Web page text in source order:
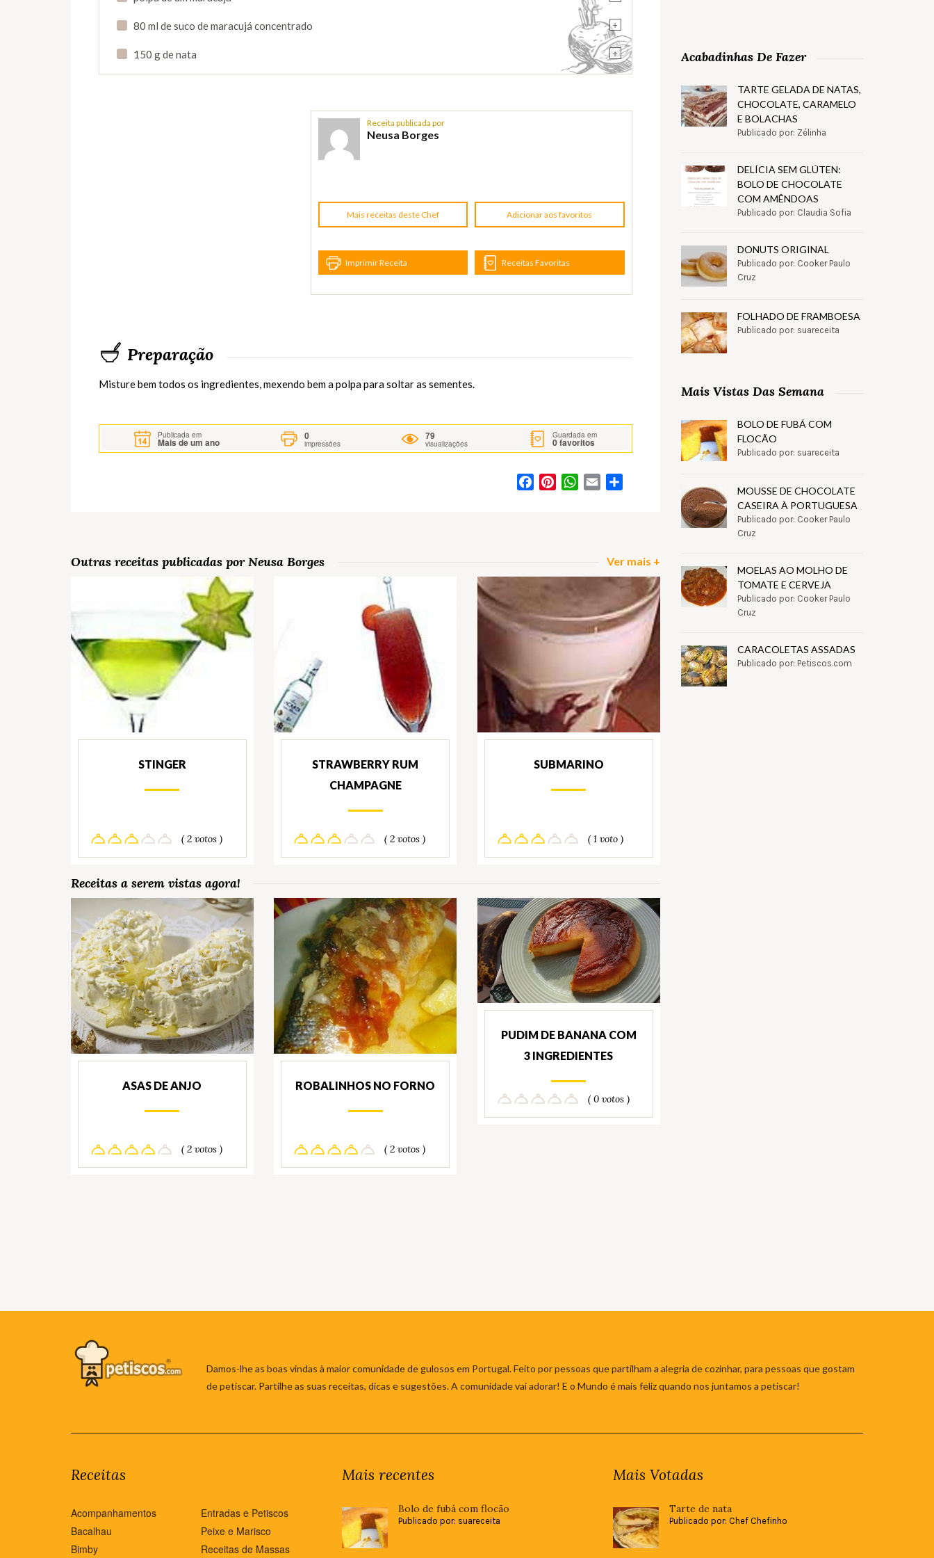
+
80 ml de suco de maracujá concentrado
+
150 g de nata
Receita publicada por
Neusa Borges
Mais receitas deste Chef Adicionar aos favoritos
Imprimir Receita Receitas Favoritas
Preparação
Misture bem todos os ingredientes, mexendo bem a polpa para soltar as sementes.
Publicada em
Mais de um ano
0
impressões
79
visualizações
Guardada em
0favoritos
FacebookPinterestWhatsApp
Email
Outras receitas publicadas por Neusa Borges Ver mais +
STINGER
( 2 votos )
STRAWBERRY RUM
CHAMPAGNE
( 2 votos )
SUBMARINO
( 1 voto )
Receitas a serem vistas agora!
ASAS DE ANJO
( 2 votos )
ROBALINHOS NO FORNO
( 2 votos )
PUDIM DE BANANA COM
3 INGREDIENTES
( 0 votos )
Acabadinhas De Fazer
TARTE GELADA DE NATAS,
CHOCOLATE, CARAMELO
E BOLACHAS
Publicado por: Zélinha
DELÍCIA SEM GLÚTEN:
BOLO DE CHOCOLATE
COM AMÊNDOAS
Publicado por: Claudia Sofia
DONUTS ORIGINAL
Publicado por: Cooker Paulo
Cruz
FOLHADO DE FRAMBOESA
Publicado por: suareceita
Mais Vistas Das Semana
BOLO DE FUBÁ COM
FLOCÃO
Publicado por: suareceita
MOUSSE DE CHOCOLATE
CASEIRA À PORTUGUESA
Publicado por: Cooker Paulo
Cruz
MOELAS AO MOLHO DE
TOMATE E CERVEJA
Publicado por: Cooker Paulo
Cruz
CARACOLETAS ASSADAS
Publicado por: Petiscos.com
Damos-lhe as boas vindas à maior comunidade de gulosos em Portugal. Feito por pessoas que partilham a alegria de cozinhar, para pessoas que gostam
de petiscar. Partilhe as suas receitas, dicas e sugestões. A comunidade vai adorar! E o Mundo é mais feliz quando nos juntamos a petiscar!
Receitas
Acompanhamentos
Bacalhau
Bimby
Entradas e Petiscos
Peixe e Marisco
Receitas de Massas
Mais recentes
Bolo de fubá com flocão
Publicado por: suareceita
Mais Votadas
Tarte de nata
Publicado por: Chef Chefinho